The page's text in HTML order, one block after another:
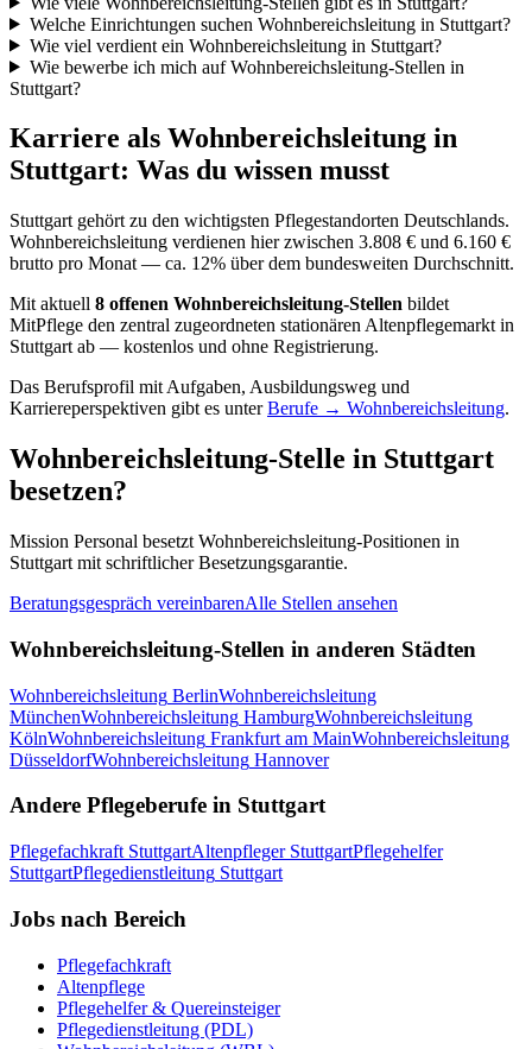
Welche Einrichtungen suchen Wohnbereichsleitung in Stuttgart?
Wie viel verdient ein Wohnbereichsleitung in Stuttgart?
Wie bewerbe ich mich auf Wohnbereichsleitung-Stellen in
Stuttgart?
Karriere als Wohnbereichsleitung in
Stuttgart: Was du wissen musst
Stuttgart gehört zu den wichtigsten Pflegestandorten Deutschlands.
Wohnbereichsleitung verdienen hier zwischen 3.808 € und 6.160 €
brutto pro Monat — ca. 12% über dem bundesweiten Durchschnitt.
Mit aktuell 8 offenen Wohnbereichsleitung-Stellen bildet
MitPflege den zentral zugeordneten stationären Altenpflegemarkt in
Stuttgart ab — kostenlos und ohne Registrierung.
Das Berufsprofil mit Aufgaben, Ausbildungsweg und
Karriereperspektiven gibt es unter Berufe → Wohnbereichsleitung.
Wohnbereichsleitung-Stelle in Stuttgart
besetzen?
Mission Personal besetzt Wohnbereichsleitung-Positionen in
Stuttgart mit schriftlicher Besetzungsgarantie.
Beratungsgespräch vereinbarenAlle Stellen ansehen
Wohnbereichsleitung-Stellen in anderen Städten
Wohnbereichsleitung BerlinWohnbereichsleitung
MünchenWohnbereichsleitung HamburgWohnbereichsleitung
KölnWohnbereichsleitung Frankfurt am MainWohnbereichsleitung
DüsseldorfWohnbereichsleitung Hannover
Andere Pflegeberufe in Stuttgart
Pflegefachkraft StuttgartAltenpfleger StuttgartPflegehelfer
StuttgartPflegedienstleitung Stuttgart
Jobs nach Bereich
Pflegefachkraft
Altenpflege
Pflegehelfer & Quereinsteiger
Pflegedienstleitung (PDL)